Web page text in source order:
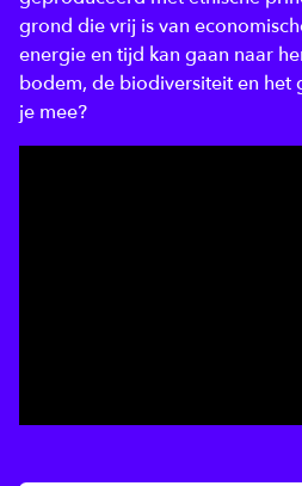
grond die vrij is van
energie en tijd kan gaan naar
bodem, de biodiversiteit en het
je mee?